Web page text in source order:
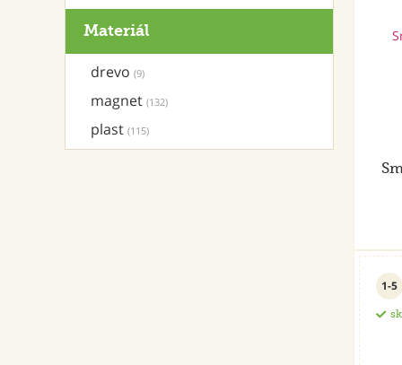
Materiál
drevo (9)
magnet (132)
plast (115)
1-5